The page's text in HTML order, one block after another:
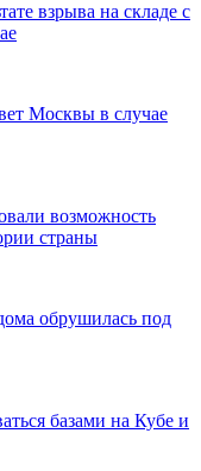
взрыва на складе с
Москвы в случае
возможность
страны
обрушилась под
базами на Кубе и